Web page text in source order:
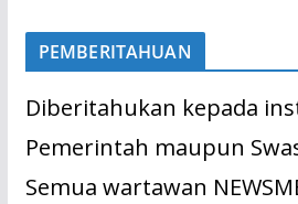
PEMBERITAHUAN
Diberitahukan kepada
Pemerintah maupun
Semua wartawan